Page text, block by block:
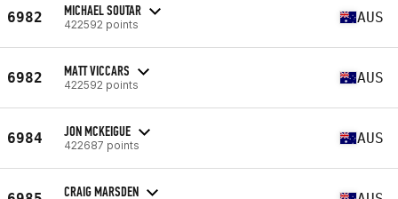
6982 MICHAEL SOUTAR
422592 points AUS
6982 MATT VICCARS
422592 points AUS
6984 JON MCKEIGUE
422687 points AUS
CRAIG MARSDEN